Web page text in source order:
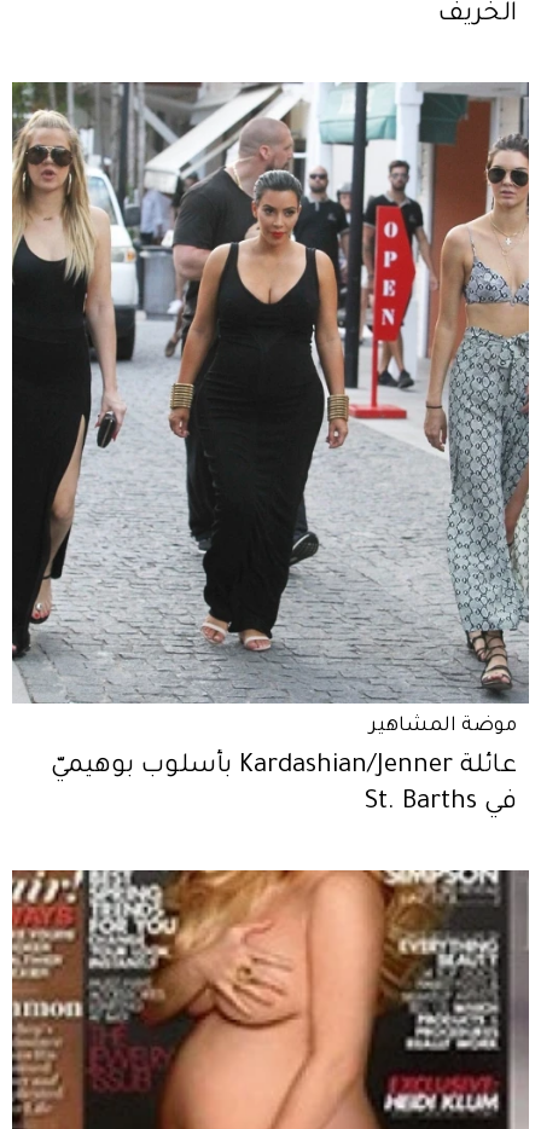
الخريف
موضة المشاهير
عائلة Kardashian/Jenner بأسلوب بوهيميّ
في St. Barths